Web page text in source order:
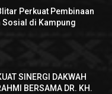
Perkuat Pembinaan
Sosial di Kampung
SINERGI DAKWAH
BERSAMA DR. KH.